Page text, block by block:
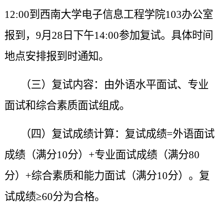
12:00到西南大学电子信息工程学院103办公室
报到，9月28日下午14:00参加复试。具体时间
地点安排报到时通知。
（三）复试内容：由外语水平面试、专业
面试和综合素质面试组成。
（四）复试成绩计算：复试成绩=外语面试
成绩（满分10分）+专业面试成绩（满分80
分）+综合素质和能力面试（满分10分）。复
试成绩≥60分为合格。